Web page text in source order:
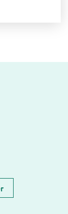
FacebookInstagram
la chaîne